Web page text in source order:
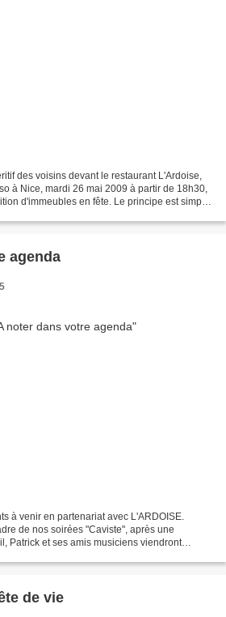
des voisins devant le restaurant L'Ardoise,
à Nice, mardi 26 mai 2009 à partir de 18h30,
d'immeubles en fête. Le principe est simple
agenda
à venir en partenariat avec L'ARDOISE.
de nos soirées "Caviste", après une
Patrick et ses amis musiciens viendront
de vie